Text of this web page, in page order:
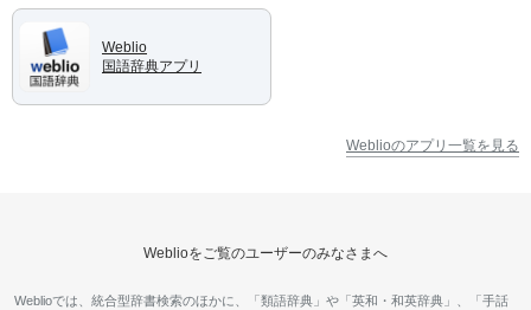
Weblio
国語辞典アプリ
Weblioのアプリ一覧を見る
Weblioをご覧のユーザーのみなさまへ
Weblioでは、統合型辞書検索のほかに、「類語辞典」や「英和・和英辞典」、「手話